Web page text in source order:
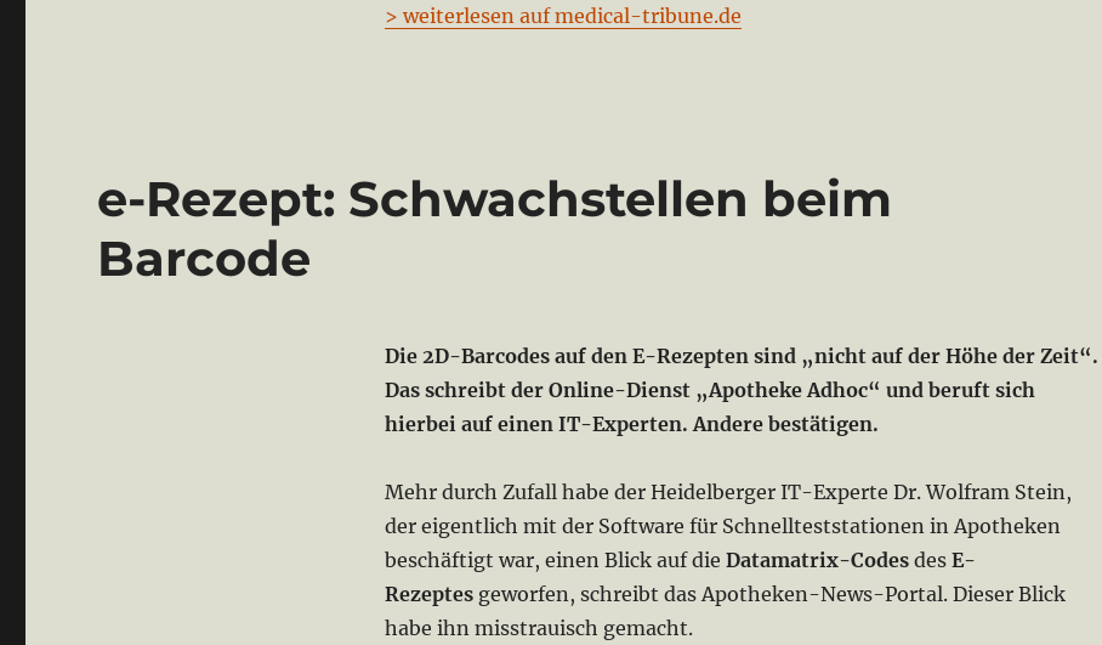
> weiterlesen auf medical-tribune.de
e-Rezept: Schwachstellen beim
Barcode
Die 2D-Barcodes auf den E-Rezepten sind „nicht auf der Höhe der Zeit“.
Das schreibt der Online-Dienst „Apotheke Adhoc“ und beruft sich
hierbei auf einen IT-Experten. Andere bestätigen.
Mehr durch Zufall habe der Heidelberger IT-Experte Dr. Wolfram Stein,
der eigentlich mit der Software für Schnellteststationen in Apotheken
beschäftigt war, einen Blick auf die Datamatrix-Codesdes E-
Rezeptesgeworfen, schreibt das Apotheken-News-Portal. Dieser Blick
habe ihn misstrauisch gemacht.